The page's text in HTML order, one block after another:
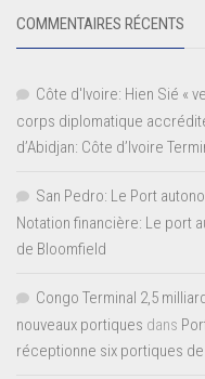
COMMENTAIRES RÉCENTS
Côte d'Ivoire: Hien Sié «
corps diplomatique
d’Abidjan: Côte d’Ivoire
San Pedro: Le Port
Notation financière: Le port
de Bloomfield
Congo Terminal 2,5
nouveaux portiques dans
réceptionne six portiques